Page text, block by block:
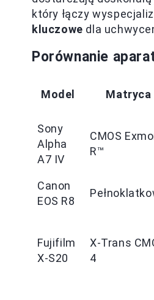
który łączy
kluczowe dla
Porównanie
Model Matryca
Sony
Alpha
A7 IV
CMOS
R™
Canon
EOS R8
Fujifilm
X-S20
X-Trans
4